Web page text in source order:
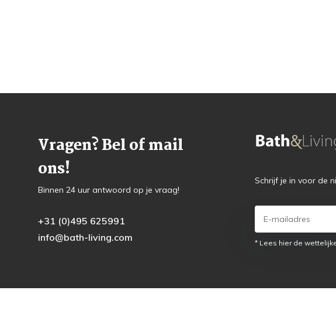
Vragen? Bel of mail
ons!
Binnen 24 uur antwoord op je vraag!
+31 (0)495 625991
info@bath-living.com
Schrijf je in voor de
* Lees hier de